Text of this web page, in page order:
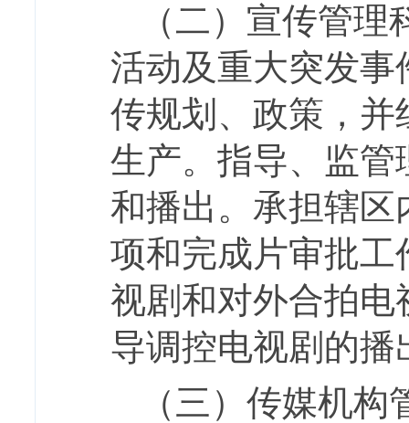
（二）宣传管
活动及重大突发
传规划、政策，
生产。指导、监
和播出。承担辖
项和完成片审批
视剧和对外合拍
导调控电视剧的播
（三）传媒机